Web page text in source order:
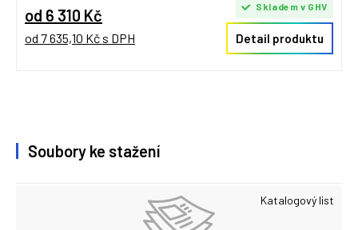
od 6 310 Kč
od 7 635,10 Kč s DPH
Skladem v GHV
Detail produktu
Soubory ke stažení
Katalogový list